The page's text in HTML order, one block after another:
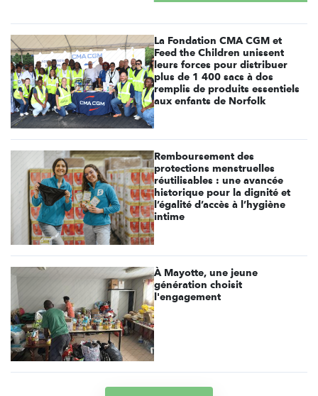
La Fondation CMA CGM et
Feed the Children unissent
leurs forces pour distribuer
plus de 1 400 sacs à dos
remplis de produits essentiels
aux enfants de Norfolk
Remboursement des
protections menstruelles
réutilisables : une avancée
historique pour la dignité et
l’égalité d’accès à l’hygiène
intime
À Mayotte, une jeune
génération choisit
l'engagement